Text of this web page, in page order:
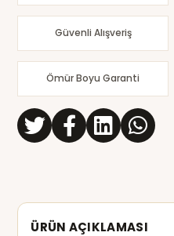
Güvenli Alışveriş
Ömür Boyu Garanti
ÜRÜN AÇIKLAMASI